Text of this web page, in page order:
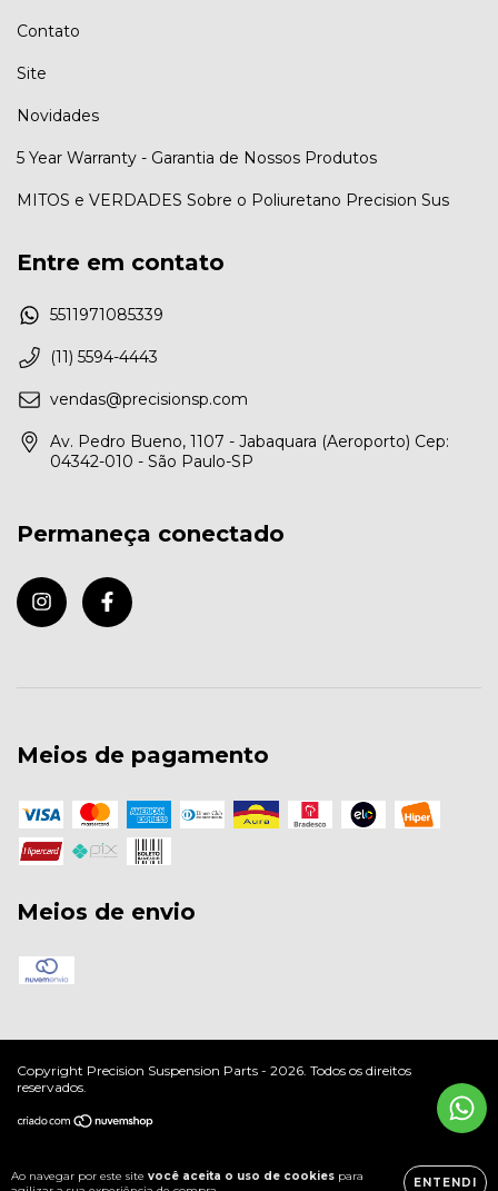
Ao navegar por este site você aceita o uso de cookies para
ENTENDI
Contato
Site
Novidades
5 Year Warranty - Garantia de Nossos Produtos
MITOS e VERDADES Sobre o Poliuretano Precision Sus
Entre em contato
5511971085339
(11) 5594-4443
vendas@precisionsp.com
Av. Pedro Bueno, 1107 - Jabaquara (Aeroporto) Cep:
04342-010 - São Paulo-SP
Permaneça conectado
Meios de pagamento
Meios de envio
Copyright Precision Suspension Parts - 2026. Todos os direitos
reservados.